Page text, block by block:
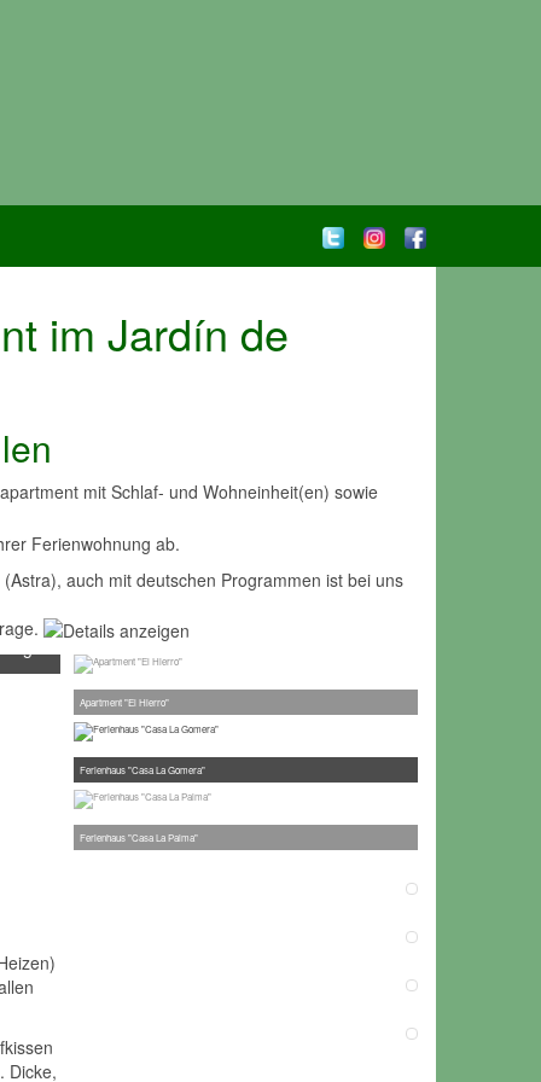
im Jardín de
mit Schlaf- und Wohneinheit(en) sowie
Ferienwohnung ab.
auch mit deutschen Programmen ist bei uns
Apartment "El Hierro"
Ferienhaus "Casa La Gomera"
Ferienhaus "Casa La Palma"
Dicke,